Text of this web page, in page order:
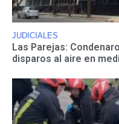
JUDICIALES
Las Parejas:
disparos al aire en